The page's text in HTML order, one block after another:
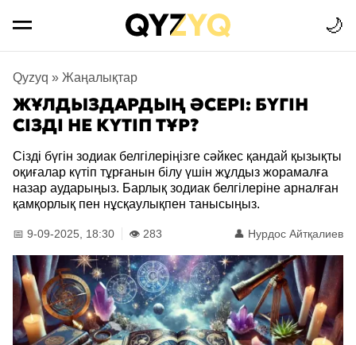
🌙
Qyzyq » Жаңалықтар
ЖҰЛДЫЗДАРДЫҢ ӘСЕРІ: БҮГІН
СІЗДІ НЕ КҮТІП ТҰР?
Сізді бүгін зодиак белгілеріңізге сәйкес қандай қызықты
оқиғалар күтіп тұрғанын білу үшін жұлдыз жорамалға
назар аударыңыз. Барлық зодиак белгілеріне арналған
қамқорлық пен нұсқаулықпен танысыңыз.
📅 9-09-2025, 18:30 👁️ 283 👤 Нурдос Айтқалиев